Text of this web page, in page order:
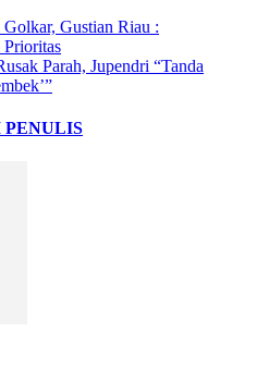
Gustian Riau :
Prioritas
Parah, Jupendri “Tanda
PENULIS